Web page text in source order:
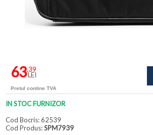
63,39
LEI
Pretul contine TVA
IN STOC FURNIZOR
Cod Bocris: 62539
Cod Produs:SPM7939